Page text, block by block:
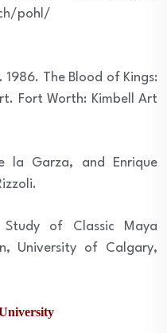
pohl/
The Blood of Kings:
Fort Worth: Kimbell Art
la Garza, and Enrique
of Classic Maya
University of Calgary,